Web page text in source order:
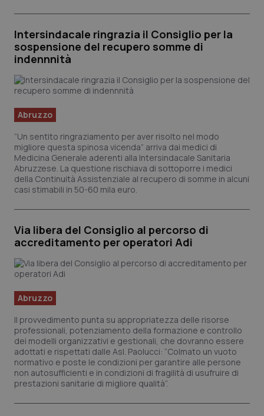
Veneto
Oncoematologia
Oncologia & Nutrizione
Quotidiano Chirurgia
Quotidiano Oncologia
Quotidiano Pediatria
Rene & patologie urogenitali
Tiroide
Tumore al seno
Tumore ovarico
Tumori del Polmone & Testa Collo
Intersindacale ringrazia il Consiglio per la
sospensione del recupero somme di
indennnità
Abruzzo
“Un sentito ringraziamento per aver risolto nel modo
migliore questa spinosa vicenda” arriva dai medici di
Medicina Generale aderenti alla Intersindacale Sanitaria
Abruzzese. La questione rischiava di sottoporre i medici
della Continuità Assistenziale al recupero di somme in alcuni
casi stimabili in 50-60 mila euro.
Via libera del Consiglio al percorso di
accreditamento per operatori Adi
Abruzzo
Il provvedimento punta su appropriatezza delle risorse
professionali, potenziamento della formazione e controllo
dei modelli organizzativi e gestionali, che dovranno essere
adottati e rispettati dalle Asl. Paolucci: “Colmato un vuoto
normativo e poste le condizioni per garantire alle persone
non autosufficienti e in condizioni di fragilità di usufruire di
prestazioni sanitarie di migliore qualità”.